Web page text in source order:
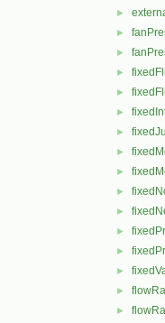
►
►
►
►
►
►
►
►
►
►
►
►
►
►
►
►